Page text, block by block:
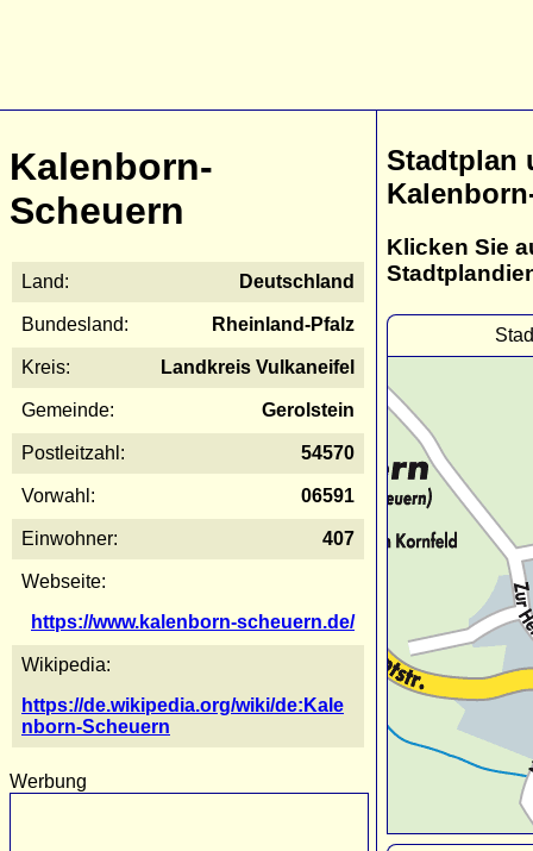
Kalenborn-
Scheuern
Land: Deutschland
Bundesland: Rheinland-Pfalz
Kreis: Landkreis Vulkaneifel
Gemeinde: Gerolstein
Postleitzahl: 54570
Vorwahl: 06591
Einwohner: 407
Webseite:
https://www.kalenborn-scheuern.de/
Wikipedia:
https://de.wikipedia.org/wiki/de:Kale
nborn-Scheuern
Werbung
Stadtplan
Klicken Sie